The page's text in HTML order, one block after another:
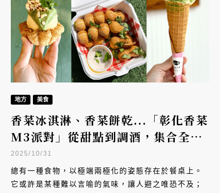
地方 美食
香菜冰淇淋、香菜餅乾...「彰化香菜
M3派對」從甜點到調酒，集合全體
「香」民來開趴！
2025/10/31
總有一種食物，以極端兩極化的姿態存在於餐桌上。
它或許是某種難以言喻的氣味，讓人避之唯恐不及；